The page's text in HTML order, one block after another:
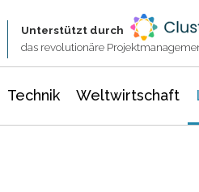
Unterstützt durch
das revolutionäre
Technik Weltwirtschaft